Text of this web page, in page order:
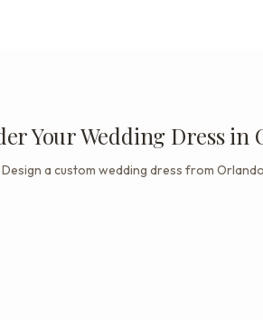
Your Wedding Dress in
a custom wedding dress from